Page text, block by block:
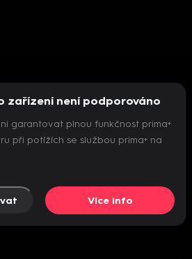
inicializovat přehrávač
zařízení není podporováno
garantovat plnou funkčnost prima+
při potížích se službou prima+ na
Více info